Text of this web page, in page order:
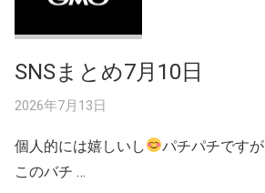
SNSまとめ7月10日
2026年7月13日
個人的には嬉しいし パチパチですが
このバチ …